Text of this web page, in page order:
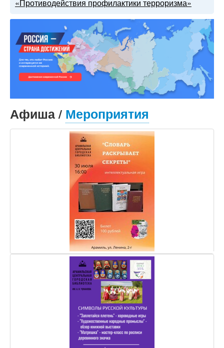
«Противодействия профилактики терроризма»
Афиша/ Мероприятия